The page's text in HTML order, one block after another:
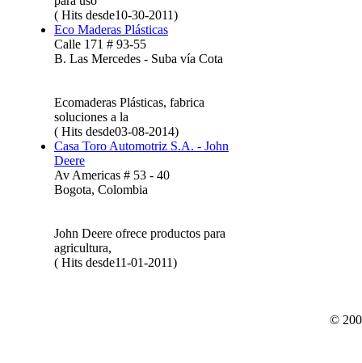
( Hits desde10-30-2011)
Eco Maderas Plásticas
Calle 171 # 93-55
B. Las Mercedes - Suba vía Cota
Ecomaderas Plásticas, fabrica
soluciones a la
( Hits desde03-08-2014)
Casa Toro Automotriz S.A. - John
Deere
Av Americas # 53 - 40
Bogota, Colombia
John Deere ofrece productos para
agricultura,
( Hits desde11-01-2011)
©